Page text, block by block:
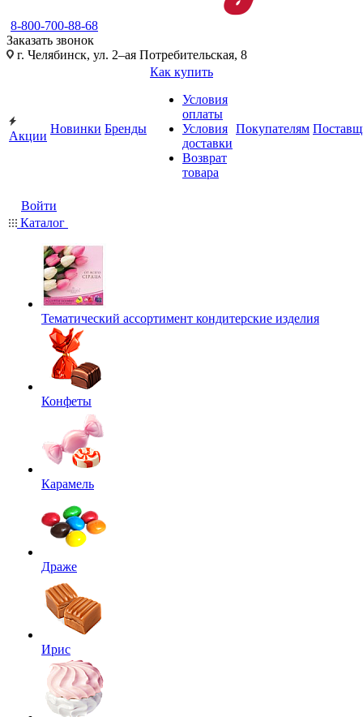
8-800-700-88-68
Заказать звонок
г. Челябинск, ул. 2–ая Потребительская, 8
Акции
Новинки Бренды
Как купить
Условия
оплаты
Условия
доставки
Возврат
товара
Покупателям
Войти
Каталог
Тематический ассортимент кондитерские изделия
Конфеты
Карамель
Драже
Ирис